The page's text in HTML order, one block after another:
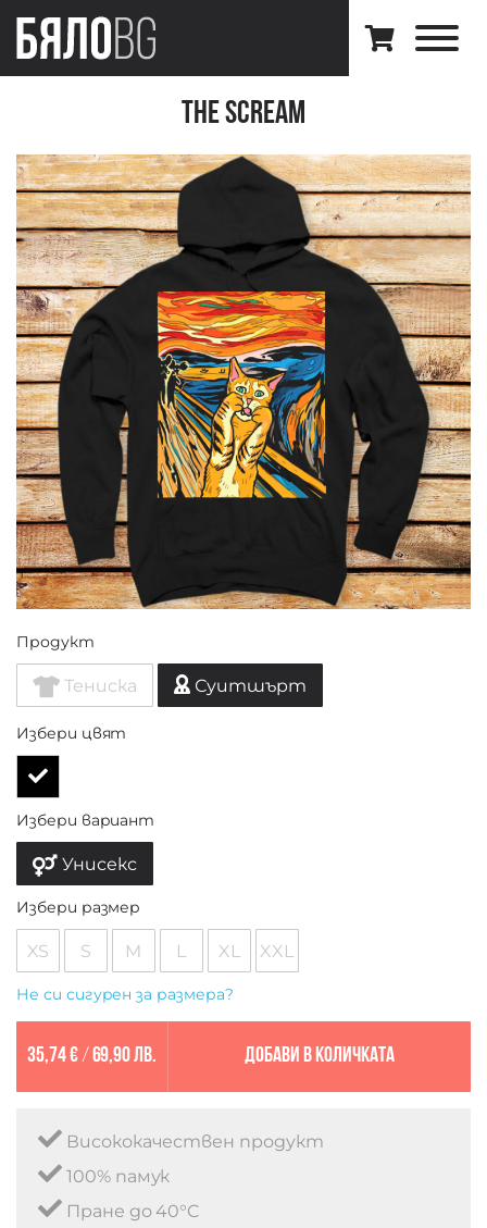
The Scream
Продукт
Тениска Суитшърт
Избери цвят
Избери вариант
Унисекс
Избери размер
XS S M L XL XXL
Не си сигурен за размера?
35,74 €/ 69,90 лв. Добави в количката
Висококачествен продукт
100% памук
Пране до 40°C